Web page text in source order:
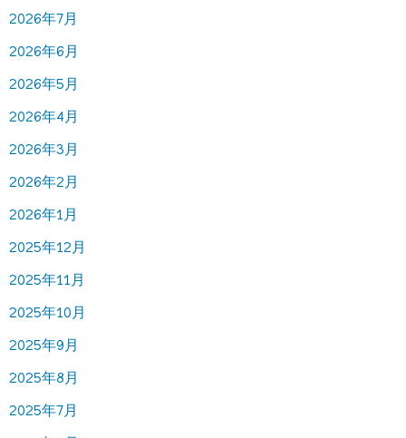
2026年7月
2026年6月
2026年5月
2026年4月
2026年3月
2026年2月
2026年1月
2025年12月
2025年11月
2025年10月
2025年9月
2025年8月
2025年7月